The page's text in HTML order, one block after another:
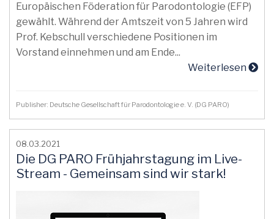
Europäischen Föderation für Parodontologie (EFP)
gewählt. Während der Amtszeit von 5 Jahren wird
Prof. Kebschull verschiedene Positionen im
Vorstand einnehmen und am Ende...
Weiterlesen
Publisher: Deutsche Gesellschaft für Parodontologie e. V. (DG PARO)
08.03.2021
Die DG PARO Frühjahrstagung im Live-
Stream - Gemeinsam sind wir stark!